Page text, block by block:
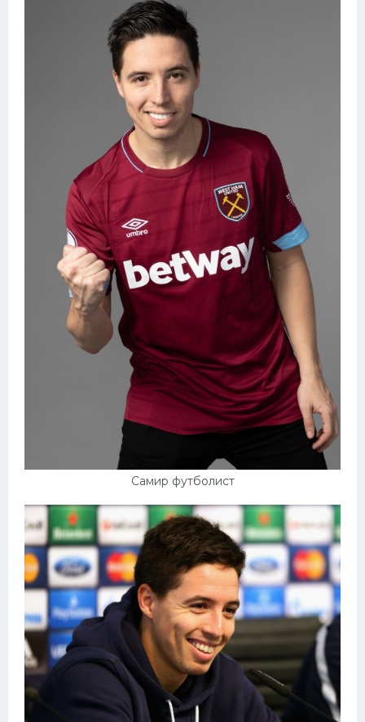
Самир футболист